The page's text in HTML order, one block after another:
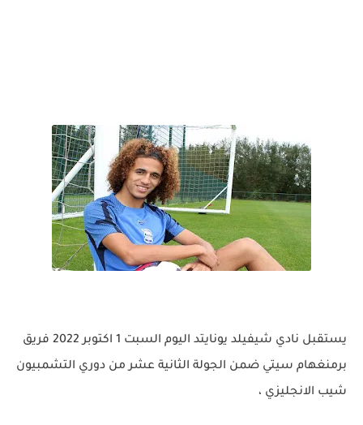
يستقبل نادي شيفيلد يونايتد اليوم السبت 1 اكتوبر 2022 فريق
برمنغهام سيتي ضمن الجولة الثانية عشر من دوري التشمبيون
شيب الانجليزي ،